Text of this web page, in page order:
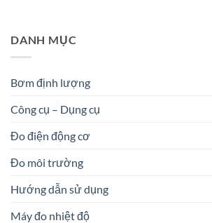
DANH MỤC
Bơm định lượng
Công cụ – Dụng cụ
Đo điện động cơ
Đo môi trường
Hướng dẫn sử dụng
Máy đo nhiệt độ